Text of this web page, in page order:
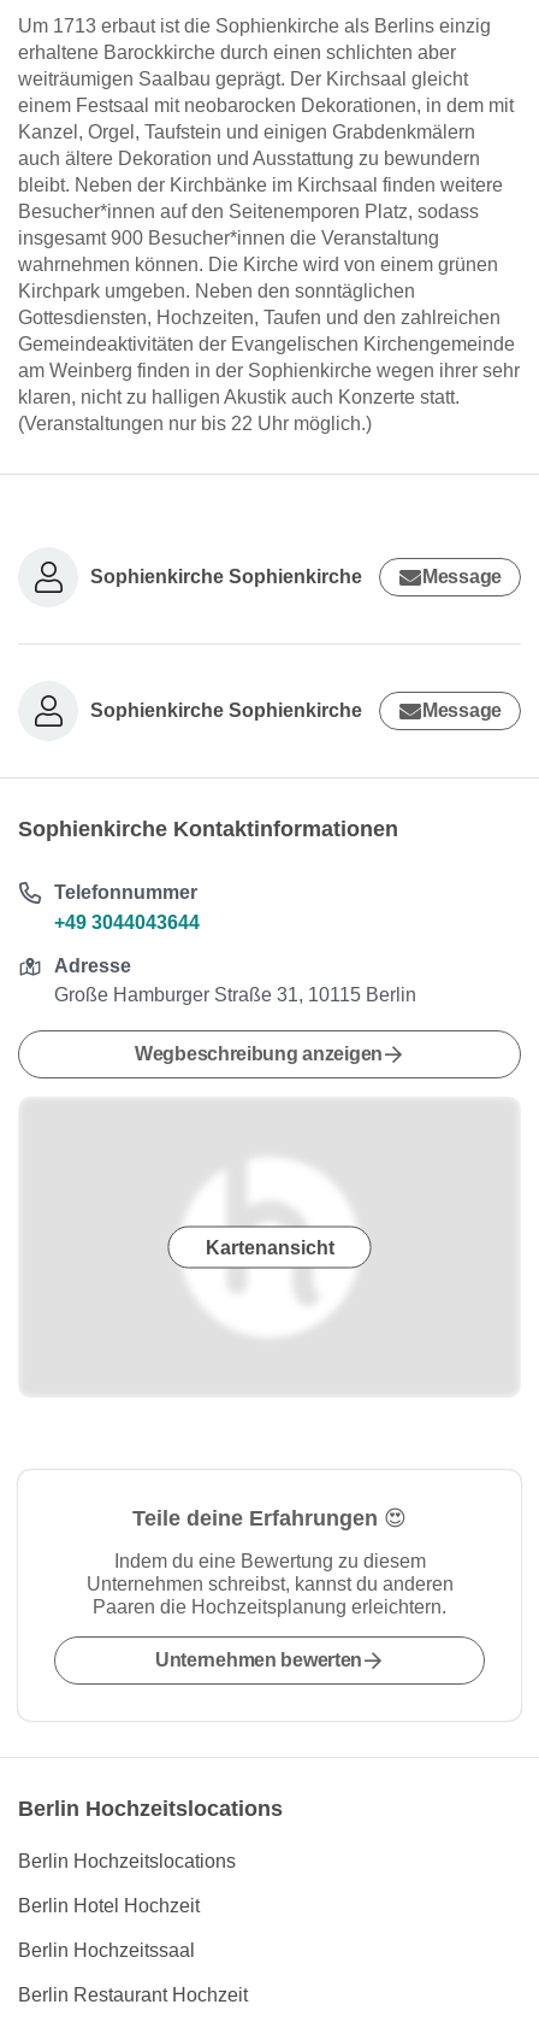
Um 1713 erbaut ist die Sophienkirche als Berlins einzig
erhaltene Barockkirche durch einen schlichten aber
weiträumigen Saalbau geprägt. Der Kirchsaal gleicht
einem Festsaal mit neobarocken Dekorationen, in dem mit
Kanzel, Orgel, Taufstein und einigen Grabdenkmälern
auch ältere Dekoration und Ausstattung zu bewundern
bleibt. Neben der Kirchbänke im Kirchsaal finden weitere
Besucher*innen auf den Seitenemporen Platz, sodass
insgesamt 900 Besucher*innen die Veranstaltung
wahrnehmen können. Die Kirche wird von einem grünen
Kirchpark umgeben. Neben den sonntäglichen
Gottesdiensten, Hochzeiten, Taufen und den zahlreichen
Gemeindeaktivitäten der Evangelischen Kirchengemeinde
am Weinberg finden in der Sophienkirche wegen ihrer sehr
klaren, nicht zu halligen Akustik auch Konzerte statt.
(Veranstaltungen nur bis 22 Uhr möglich.)
Sophienkirche Sophienkirche Message
Sophienkirche Sophienkirche Message
Sophienkirche Kontaktinformationen
Telefonnummer
+49 3044043644
Adresse
Große Hamburger Straße 31, 10115 Berlin
Wegbeschreibung anzeigen
Kartenansicht
Teile deine Erfahrungen 😍
Indem du eine Bewertung zu diesem
Unternehmen schreibst, kannst du anderen
Paaren die Hochzeitsplanung erleichtern.
Unternehmen bewerten
Berlin Hochzeitslocations
Berlin Hochzeitslocations
Berlin Hotel Hochzeit
Berlin Hochzeitssaal
Berlin Restaurant Hochzeit